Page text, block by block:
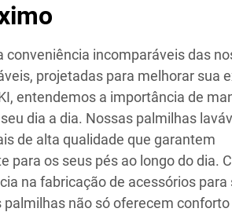
conveniência incomparáveis das
projetadas para melhorar sua
entendemos a importância de
dia a dia. Nossas palmilhas
de alta qualidade que garantem
para os seus pés ao longo do dia.
na fabricação de acessórios para
não só oferecem conforto